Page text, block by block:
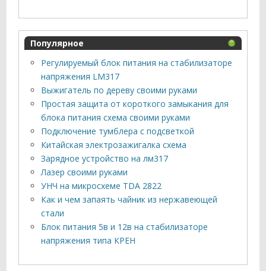
Популярное
Регулируемый блок питания на стабилизаторе
напряжения LM317
Выжигатель по дереву своими руками
Простая защита от короткого замыкания для
блока питания схема своими руками
Подключение тумблера с подсветкой
Китайская электрозажигалка схема
Зарядное устройство на лм317
Лазер своими руками
УНЧ на микросхеме TDA 2822
Как и чем запаять чайник из нержавеющей
стали
Блок питания 5в и 12в на стабилизаторе
напряжения типа КРЕН